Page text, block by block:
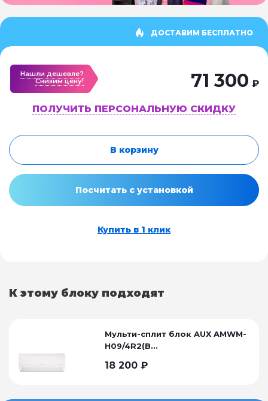
ДОСТАВИМ БЕСПЛАТНО
Нашли дешевле?
Cнизим цену!
71 300 ₽
ПОЛУЧИТЬ ПЕРСОНАЛЬНУЮ СКИДКУ
В корзину
Посчитать с установкой
Купить в 1 клик
К этому блоку подходят
Мульти-сплит блок AUX AMWM-
H09/4R2(B...
18 200₽